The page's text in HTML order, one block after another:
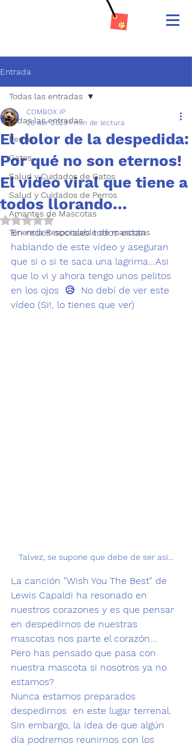
Entrada
Todas las entradas
Perros
Gatos
Salud y Cuidados de Gatos
Salud y Cuidados de Perros
Amantes de Mascotas
Tenencia Responsable de mascotas
Todas las entradas
El dolor de la despedida:
Por qué no son eternos!
El video viral que tiene a
todos llorando...
COMBOX IP
28 abr 20231 min de lectura
Obtuvo NaN de 5 estrellas.
En redes sociales todos estan
hablando de este vídeo y aseguran
que si o si te saca una lagrima...Asi
que lo vi y ahora tengo unos pelitos
en los ojos 😥
  No debí de ver este
vídeo (Si!, lo tienes que ver)
Talvez, se supone que debe de ser asi...
La canción "Wish You The Best" de
Lewis Capaldi ha resonado en
nuestros corazones y es que pensar
en despedirnos de nuestras
mascotas nos parte el corazón...
Pero has pensado que pasa con
nuestra mascota si nosotros ya no
estamos?
Nunca estamos preparados
despedirnos  en este lugar terrenal.
Sin embargo, la idea de que algún
día podremos reunirnos con los